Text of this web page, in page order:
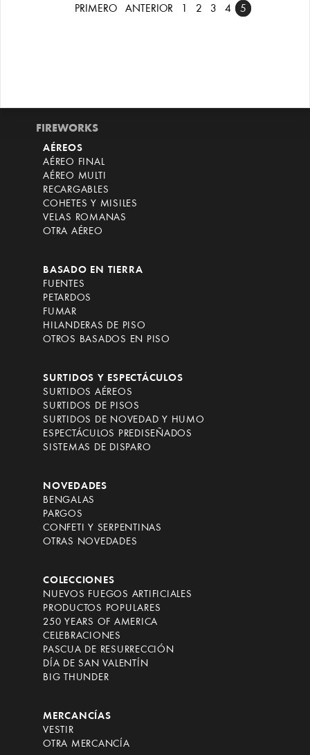
PRIMERO ANTERIOR 2 3 4 5
FIREWORKS
AÉREOS
AÉREO FINAL
AÉREO MULTI
RECARGABLES
COHETES Y MISILES
VELAS ROMANAS
OTRA AÉREO
BASADO EN TIERRA
FUENTES
PETARDOS
FUMAR
HILANDERAS DE PISO
OTROS BASADOS EN PISO
SURTIDOS Y ESPECTÁCULOS
SURTIDOS AÉREOS
SURTIDOS DE PISOS
SURTIDOS DE NOVEDAD Y HUMO
ESPECTÁCULOS PREDISEÑADOS
SISTEMAS DE DISPARO
NOVEDADES
BENGALAS
PARGOS
CONFETI Y SERPENTINAS
OTRAS NOVEDADES
COLECCIONES
NUEVOS FUEGOS ARTIFICIALES
PRODUCTOS POPULARES
250 YEARS OF AMERICA
CELEBRACIONES
PASCUA DE RESURRECCIÓN
DÍA DE SAN VALENTÍN
BIG THUNDER
MERCANCÍAS
VESTIR
OTRA MERCANCÍA